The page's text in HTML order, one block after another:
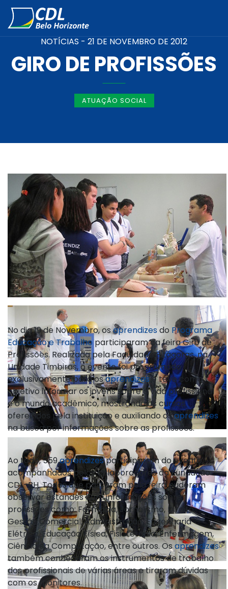
NOTÍCIAS - 21 DE NOVEMBRO DE 2012
GIRO DE PROFISSÕES
ATUAÇÃO SOCIAL
No dia 19 de Novembro, osaprendizesdo Programa
Educação e Trabalho participaram da feira Giro de
Profissões. Realizada pela Faculdade Pitágoras, na
Unidade Timbiras, o evento foi programado
exclusivamente para osaprendizese teve como
objetivo informar os jovens sobre a vida profissional
e o mundo acadêmico, mostrando os cursos
oferecidos pela instituição e auxiliando osaprendizes
na busca por informações sobre as profissões.
Ao todo, 559aprendizesparticiparam do evento,
acompanhados pelos colaboradores da Fundação
CDL-BH. Todos que passaram pela feira puderam
observar estandes com informações sobre
profissões como: Farmácia, Jornalismo, Direito,
Gestão Comercial, Administração, Engenharia
Elétrica, Educação Física, Fisioterapia, Enfermagem,
Ciência da Computação, entre outros. Osaprendizes
também conheceram os instrumentos de trabalho
dos profissionais de várias áreas e tiraram dúvidas
com os monitores.